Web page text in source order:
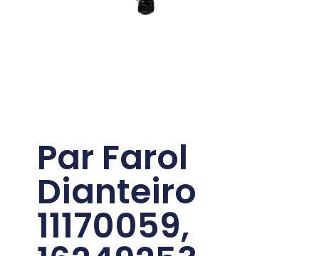
Par Farol
Dianteiro
11170059,